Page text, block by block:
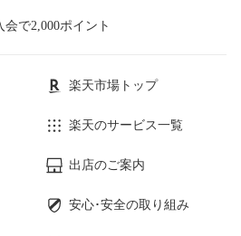
で2,000ポイント
楽天市場トップ
楽天のサービス一覧
出店のご案内
安心･安全の取り組み